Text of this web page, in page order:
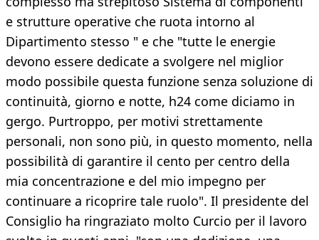
e strutture operative che ruota intorno al
Dipartimento stesso " e che "tutte le energie
devono essere dedicate a svolgere nel miglior
modo possibile questa funzione senza soluzione di
continuità, giorno e notte, h24 come diciamo in
gergo. Purtroppo, per motivi strettamente
personali, non sono più, in questo momento, nella
possibilità di garantire il cento per centro della
mia concentrazione e del mio impegno per
continuare a ricoprire tale ruolo". Il presidente del
Consiglio ha ringraziato molto Curcio per il lavoro